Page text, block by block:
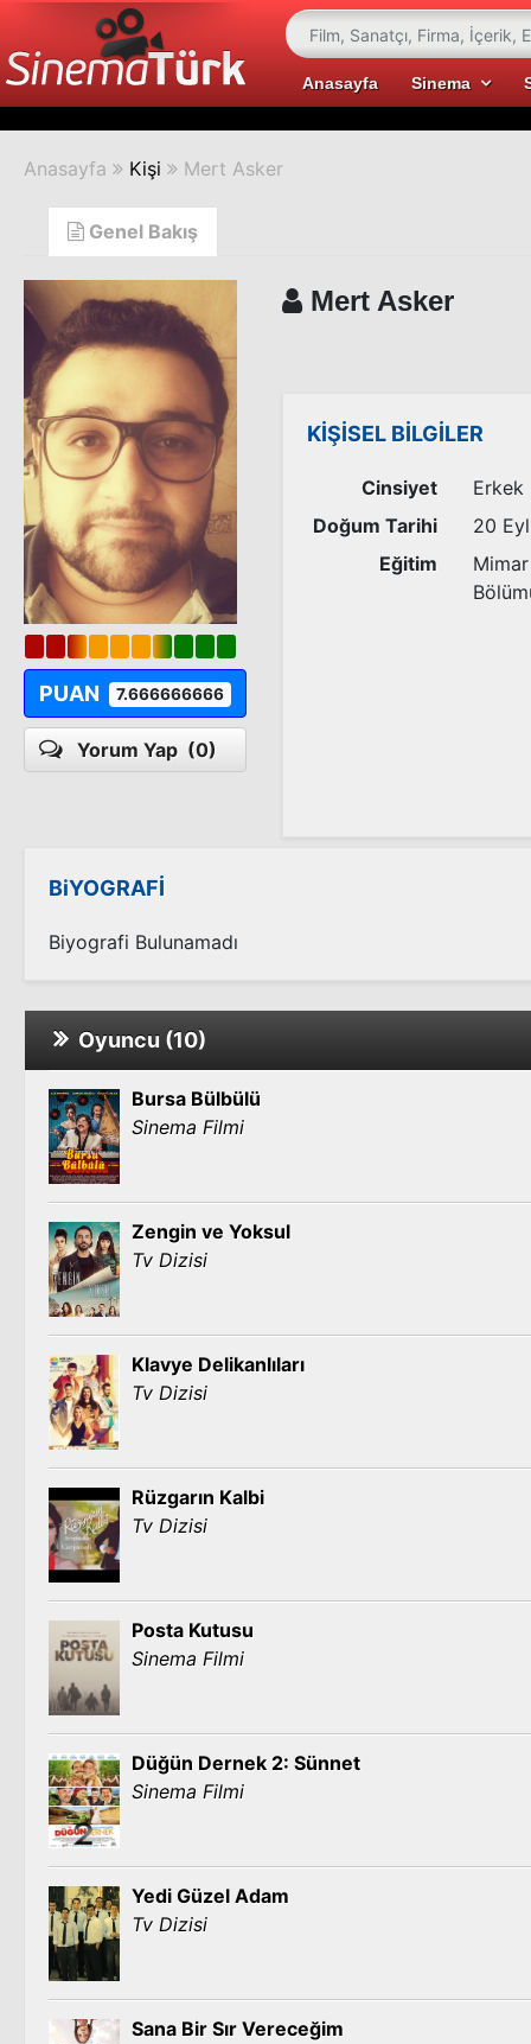
Anasayfa Sinema
Anasayfa Kişi Mert Asker
Genel Bakış
PUAN 7.666666666
Yorum Yap (0)
Mert Asker
KİŞİSEL BİLGİLER
Cinsiyet
Erkek
Doğum Tarihi
20
Eğitim
BiYOGRAFİ
Biyografi Bulunamadı
Oyuncu (10)
Bursa Bülbülü
Sinema Filmi
Zengin ve Yoksul
Tv Dizisi
Klavye Delikanlıları
Tv Dizisi
Rüzgarın Kalbi
Tv Dizisi
Posta Kutusu
Sinema Filmi
Düğün Dernek 2: Sünnet
Sinema Filmi
Yedi Güzel Adam
Tv Dizisi
Sana Bir Sır Vereceğim